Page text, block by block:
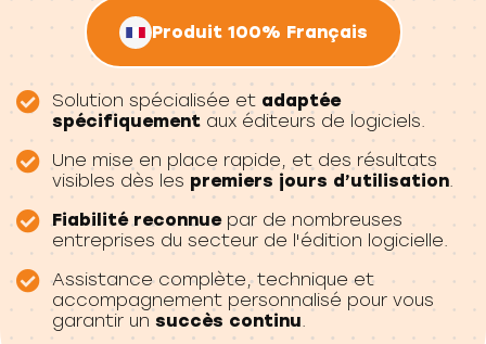
Produit 100% Français
Solution spécialisée et adaptée
spécifiquementaux éditeurs de logiciels.
Une mise en place rapide, et des résultats
visibles dès les premiers jours d’utilisation.
Fiabilité reconnuepar de nombreuses
entreprises du secteur de l'édition logicielle.
Assistance complète, technique et
accompagnement personnalisé pour vous
garantir un succès continu.